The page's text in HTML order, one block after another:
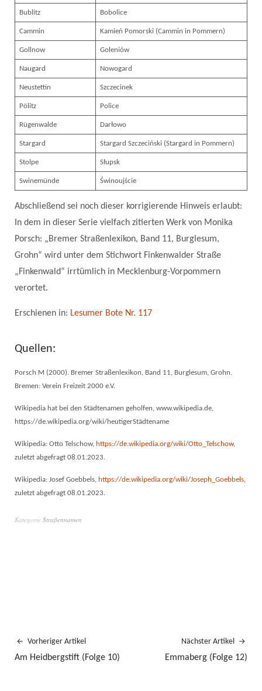
Bublitz Bobolice
Cammin Kamień Pomorski (Cammin in Pommern)
Gollnow Goleniów
Naugard Nowogard
Neustettin Szczecinek
Pölitz Police
Rügenwalde Darłowo
Stargard Stargard Szczeciński (Stargard in Pommern)
Stolpe Słupsk
Swinemünde Świnoujście
Abschließend sei noch dieser korrigierende Hinweis erlaubt:
In dem in dieser Serie vielfach zitierten Werk von Monika
Porsch: „Bremer Straßenlexikon, Band 11, Burglesum,
Grohn“ wird unter dem Stichwort Finkenwalder Straße
„Finkenwald“ irrtümlich in Mecklenburg-Vorpommern
verortet.
Erschienen in: Lesumer Bote Nr. 117
Quellen:
Porsch M (2000). Bremer Straßenlexikon, Band 11, Burglesum, Grohn.
Bremen: Verein Freizeit 2000 e.V.
Wikipedia hat bei den Städtenamen geholfen, www.wikipedia.de,
https://de.wikipedia.org/wiki/heutigerStädtename
Wikipedia: Otto Telschow, https://de.wikipedia.org/wiki/Otto_Telschow,
zuletzt abgefragt 08.01.2023.
Wikipedia: Josef Goebbels, https://de.wikipedia.org/wiki/Joseph_Goebbels,
zuletzt abgefragt 08.01.2023.
Kategorie Straßennamen
Vorheriger Artikel
Am Heidbergstift (Folge 10)
Nächster Artikel
Emmaberg (Folge 12)